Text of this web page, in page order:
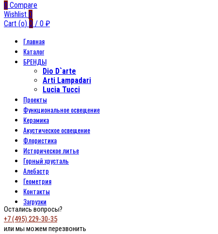
0 Compare
Wishlist 0
Cart (o) 0 / 0 ₽
Главная
Каталог
БРЕНДЫ
Dio D`arte
Arti Lampadari
Lucia Tucci
Проекты
Функциональное освещение
Керамика
Акустическое освещение
Флористика
Историческое литье
Горный хрусталь
Алебастр
Геометрия
Контакты
Загрузки
Остались вопросы?
+7 (495) 229-30-35
или мы можем перезвонить